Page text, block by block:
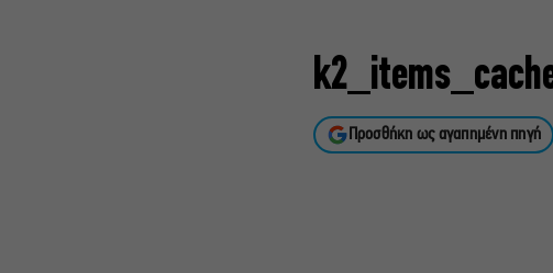
Προσθήκη ως αγαπημένη πηγή